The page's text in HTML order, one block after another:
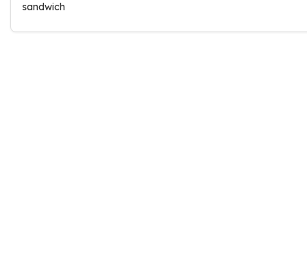
sandwich